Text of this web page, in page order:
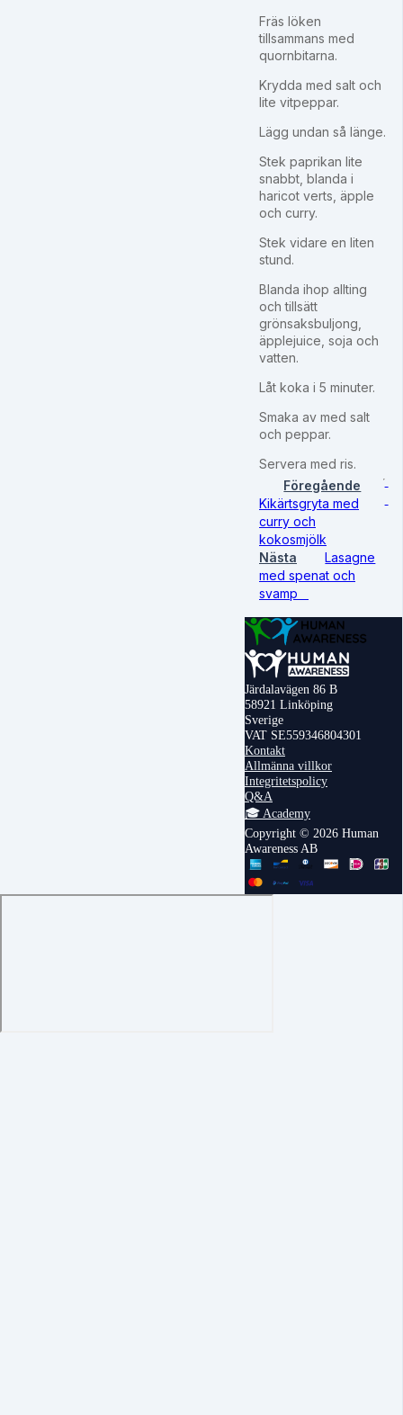
Fräs löken
tillsammans med
quornbitarna.
Krydda med salt och
lite vitpeppar.
Lägg undan så länge.
Stek paprikan lite
snabbt, blanda i
haricot verts, äpple
och curry.
Stek vidare en liten
stund.
Blanda ihop allting
och tillsätt
grönsaksbuljong,
äpplejuice, soja och
vatten.
Låt koka i 5 minuter.
Smaka av med salt
och peppar.
Servera med ris.
Föregående
Kikärtsgryta med
curry och
kokosmjölk
Nästa
Lasagne
med spenat och
svamp
Järdalavägen 86 B
58921 Linköping
Sverige
VAT SE559346804301
Kontakt
Allmänna villkor
Integritetspolicy
Q&A
🎓 Academy
Copyright © 2026 Human
Awareness AB